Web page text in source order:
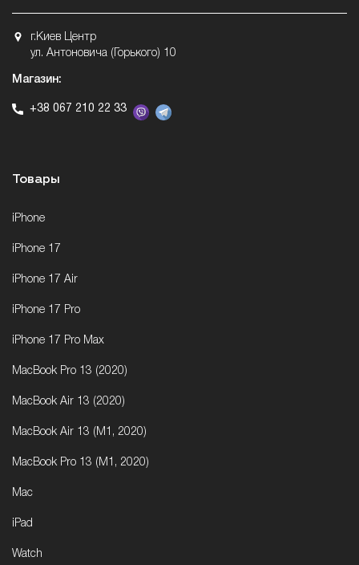
г.Киев Центр
ул. Антоновича (Горького) 10
Магазин:
+38 067 210 22 33
Товары
iPhone
iPhone 17
iPhone 17 Air
iPhone 17 Pro
iPhone 17 Pro Max
MacBook Pro 13 (2020)
MacBook Air 13 (2020)
MacBook Air 13 (M1, 2020)
MacBook Pro 13 (M1, 2020)
Mac
iPad
Watch